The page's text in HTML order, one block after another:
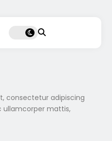
consectetur adipiscing
ullamcorper mattis,